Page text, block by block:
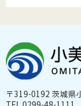
〒319-0192 茨城県